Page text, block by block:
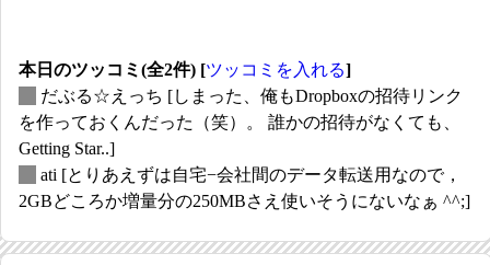
本日のツッコミ(全2件) [ツッコミを入れる]
だぶる☆えっち [しまった、俺もDropboxの招待リンク
を作っておくんだった（笑）。 誰かの招待がなくても、
Getting Star..]
ati [とりあえずは自宅−会社間のデータ転送用なので，
2GBどころか増量分の250MBさえ使いそうにないなぁ ^^;]